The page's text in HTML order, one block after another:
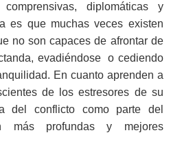
diplomáticas y
es que muchas veces existen
no son capaces de afrontar de
evadiéndose o cediendo
En cuanto aprenden a
de los estresores de su
del conflicto como parte del
más profundas y mejores